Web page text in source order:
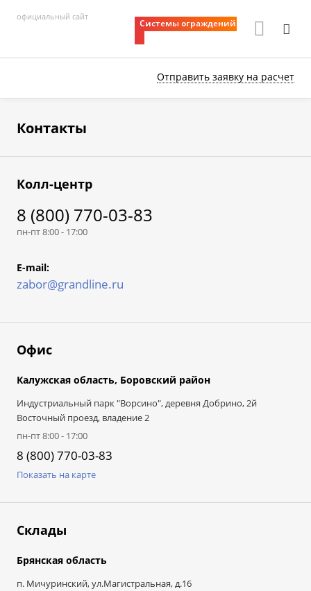
официальный сайт
Системы ограждений
Отправить заявку на расчет
Контакты
Колл-центр
8 (800) 770-03-83
пн-пт 8:00 - 17:00
E-mail:
zabor@grandline.ru
Офис
Калужская область, Боровский район
Индустриальный парк "Ворсино", деревня Добрино, 2й
Восточный проезд, владение 2
пн-пт 8:00 - 17:00
8 (800) 770-03-83
Показать на карте
Склады
Брянская область
п. Мичуринский, ул.Магистральная, д.16